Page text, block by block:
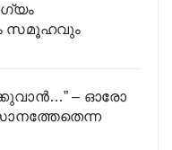
സമൂഹവും
– ഓരോ